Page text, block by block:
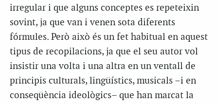
irregular i que alguns conceptes es repeteixin
sovint, ja que van i venen sota diferents
fórmules. Però això és un fet habitual en aquest
tipus de recopilacions, ja que el seu autor vol
insistir una volta i una altra en un ventall de
principis culturals, lingüístics, musicals –i en
conseqüència ideològics– que han marcat la